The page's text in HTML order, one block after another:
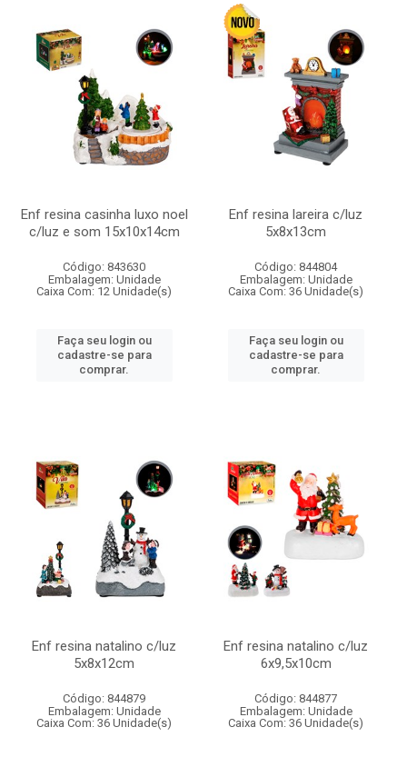
Enf resina casinha luxo noel
c/luz e som 15x10x14cm
Código: 843630
Embalagem: Unidade
Caixa Com: 12 Unidade(s)
Faça seu login ou
cadastre-se para
comprar.
Enf resina lareira c/luz
5x8x13cm
Código: 844804
Embalagem: Unidade
Caixa Com: 36 Unidade(s)
Faça seu login ou
cadastre-se para
comprar.
Enf resina natalino c/luz
5x8x12cm
Código: 844879
Embalagem: Unidade
Caixa Com: 36 Unidade(s)
Enf resina natalino c/luz
6x9,5x10cm
Código: 844877
Embalagem: Unidade
Caixa Com: 36 Unidade(s)